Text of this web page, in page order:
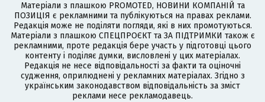
Матеріали з плашкою PROMOTED, НОВИНИ КОМПАНІЙ та
ПОЗИЦІЯ є рекламними та публікуються на правах реклами.
Редакція може не поділяти погляди, які в них промотуються.
Матеріали з плашкою СПЕЦПРОЄКТ та ЗА ПІДТРИМКИ також є
рекламними, проте редакція бере участь у підготовці цього
контенту і поділяє думки, висловлені у цих матеріалах.
Редакція не несе відповідальності за факти та оціночні
судження, оприлюднені у рекламних матеріалах. Згідно з
українським законодавством відповідальність за зміст
реклами несе рекламодавець.